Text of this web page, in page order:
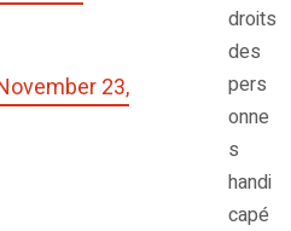
23,
droits
des
pers
onne
s
handi
capé